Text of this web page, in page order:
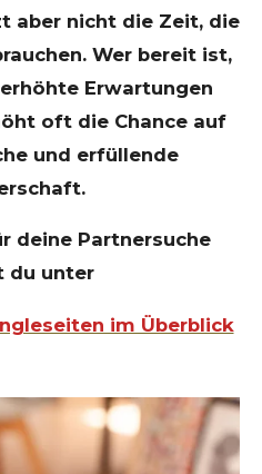
aber nicht die Zeit, die
Wer bereit ist,
Erwartungen
oft die Chance auf
und erfüllende
deine Partnersuche
du unter
im Überblick